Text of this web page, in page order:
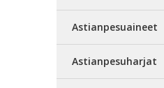
Astianpesuaineet
Astianpesuharjat